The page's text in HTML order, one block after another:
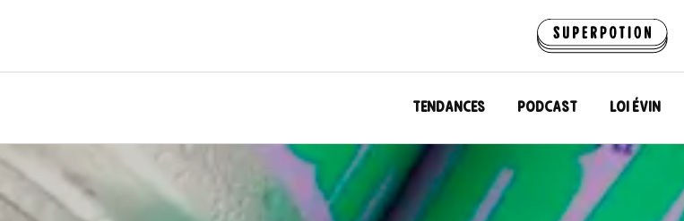
TENDANCES PODCAST LOI ÉVIN